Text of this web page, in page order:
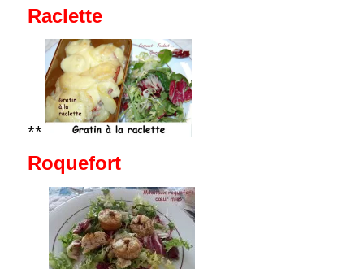
Raclette
**
Roquefort